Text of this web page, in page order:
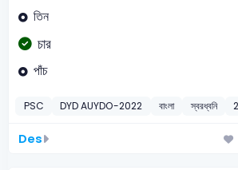
তিন
চার
পাঁচ
PSC DYD AUYDO-2022 বাংলা স্বরধ্বনি
Des